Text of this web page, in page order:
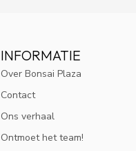
INFORMATIE
Over Bonsai Plaza
Contact
Ons verhaal
Ontmoet het team!